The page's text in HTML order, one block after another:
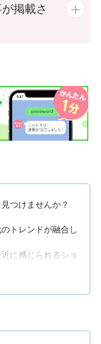
掲載さ
つけませんか？
トレンドが融合し
に感じられるショ
躍できるバイト先
い自分を発見する
ドに触れながら、